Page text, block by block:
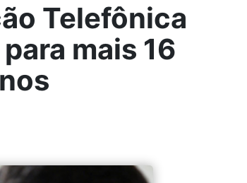
Telefônica
mais 16